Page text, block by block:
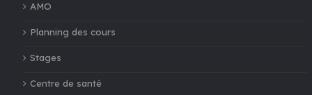
AMO
Planning des cours
Stages
Centre de santé